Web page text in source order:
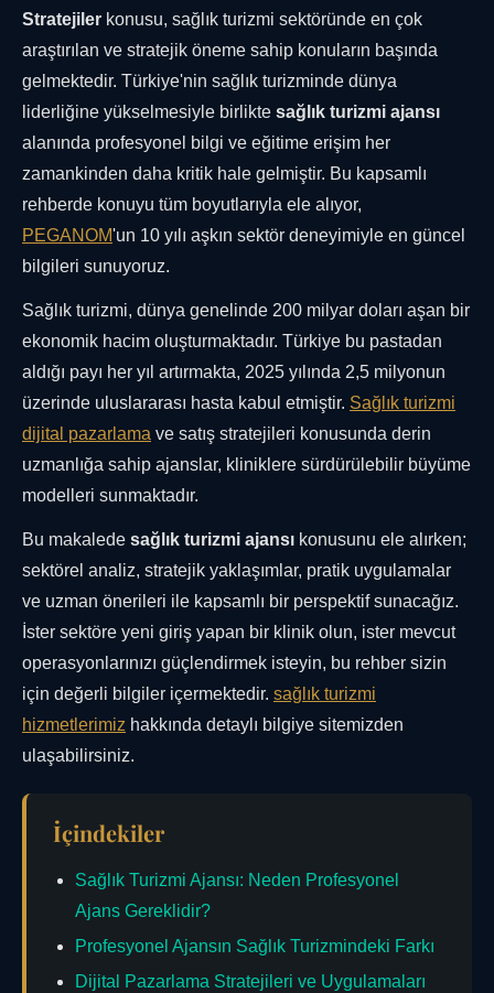
Stratejiler konusu, sağlık turizmi sektöründe en çok
araştırılan ve stratejik öneme sahip konuların başında
gelmektedir. Türkiye'nin sağlık turizminde dünya
liderliğine yükselmesiyle birlikte sağlık turizmi ajansı
alanında profesyonel bilgi ve eğitime erişim her
zamankinden daha kritik hale gelmiştir. Bu kapsamlı
rehberde konuyu tüm boyutlarıyla ele alıyor,
PEGANOM'un 10 yılı aşkın sektör deneyimiyle en güncel
bilgileri sunuyoruz.
Sağlık turizmi, dünya genelinde 200 milyar doları aşan bir
ekonomik hacim oluşturmaktadır. Türkiye bu pastadan
aldığı payı her yıl artırmakta, 2025 yılında 2,5 milyonun
üzerinde uluslararası hasta kabul etmiştir. Sağlık turizmi
dijital pazarlama ve satış stratejileri konusunda derin
uzmanlığa sahip ajanslar, kliniklere sürdürülebilir büyüme
modelleri sunmaktadır.
Bu makalede sağlık turizmi ajansı konusunu ele alırken;
sektörel analiz, stratejik yaklaşımlar, pratik uygulamalar
ve uzman önerileri ile kapsamlı bir perspektif sunacağız.
İster sektöre yeni giriş yapan bir klinik olun, ister mevcut
operasyonlarınızı güçlendirmek isteyin, bu rehber sizin
için değerli bilgiler içermektedir. sağlık turizmi
hizmetlerimiz hakkında detaylı bilgiye sitemizden
ulaşabilirsiniz.
İçindekiler
Sağlık Turizmi Ajansı: Neden Profesyonel
Ajans Gereklidir?
Profesyonel Ajansın Sağlık Turizmindeki Farkı
Dijital Pazarlama Stratejileri ve Uygulamaları